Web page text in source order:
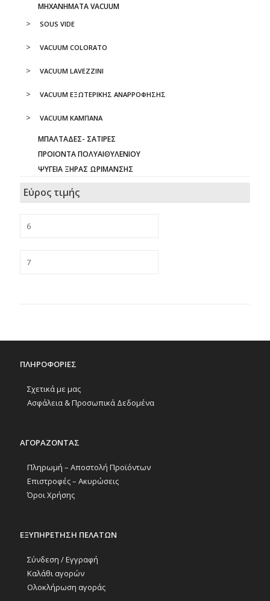
ΜΗΧΑΝΗΜΑΤΑ VACUUM
SOUS VIDE
VACUUM COLORATO
VACUUM LAVEZZINI
VACUUM ΕΞΩΤΕΡΙΚΗΣ ΑΝΑΡΡΟΦΗΣΗΣ
VACUUM ΚΑΜΠΑΝΑ
ΜΠΑΛΤΑΔΕΣ- ΣΑΤΙΡΕΣ
ΠΡΟΙΟΝΤΑ ΠΟΛΥΑΙΘΥΛΕΝΙΟΥ
ΨΥΓΕΙΑ ΞΗΡΑΣ ΩΡΙΜΑΝΣΗΣ
Εύρος τιμής
ΠΛΗΡΟΦΟΡΙΕΣ
Σχετικά με μας
Ασφάλεια & Προσωπικά Δεδομένα
ΑΓΟΡΑΖΟΝΤΑΣ
Πληρωμή – Αποστολή Προϊόντων
Επιστροφές – Ακυρώσεις
Όροι Χρήσης
ΕΞΥΠΗΡΕΤΗΣΗ ΠΕΛΑΤΩΝ
Σύνδεση / Εγγραφή
Καλάθι αγορών
Ολοκλήρωση αγοράς